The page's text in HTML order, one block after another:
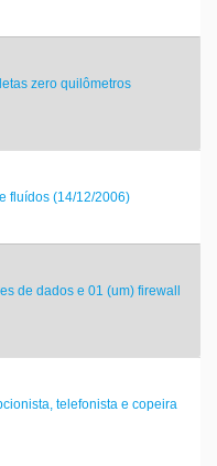
zero quilômetros
fluídos (14/12/2006)
de dados e 01 (um) firewall
telefonista e copeira